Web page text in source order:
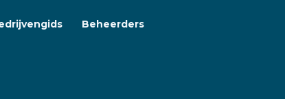
Beheerders